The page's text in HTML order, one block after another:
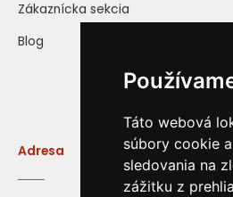
Táto webová
súbory cookie
sledovania na
zážitku z
Zákaznícka sekcia
Blog
Adresa